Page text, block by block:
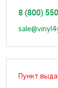
8 (800)
Пункт